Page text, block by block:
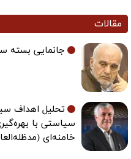
مقالات
جانمایی بسته
تحلیل اهداف
سیاستی با
خامنه‌ای